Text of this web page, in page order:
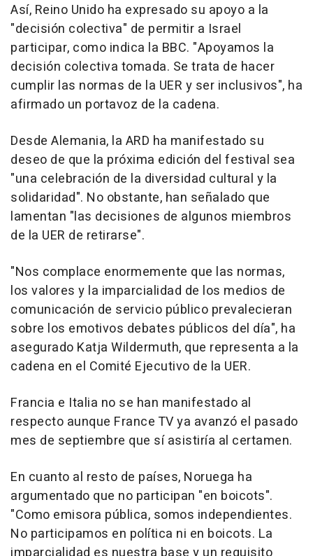
Así, Reino Unido ha expresado su apoyo a la
"decisión colectiva" de permitir a Israel
participar, como indica la BBC. "Apoyamos la
decisión colectiva tomada. Se trata de hacer
cumplir las normas de la UER y ser inclusivos", ha
afirmado un portavoz de la cadena.
Desde Alemania, la ARD ha manifestado su
deseo de que la próxima edición del festival sea
"una celebración de la diversidad cultural y la
solidaridad". No obstante, han señalado que
lamentan "las decisiones de algunos miembros
de la UER de retirarse".
"Nos complace enormemente que las normas,
los valores y la imparcialidad de los medios de
comunicación de servicio público prevalecieran
sobre los emotivos debates públicos del día", ha
asegurado Katja Wildermuth, que representa a la
cadena en el Comité Ejecutivo de la UER.
Francia e Italia no se han manifestado al
respecto aunque France TV ya avanzó el pasado
mes de septiembre que sí asistiría al certamen.
En cuanto al resto de países, Noruega ha
argumentado que no participan "en boicots".
"Como emisora pública, somos independientes.
No participamos en política ni en boicots. La